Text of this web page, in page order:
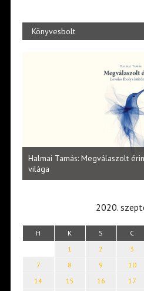
Könyvesbolt
Halmai Tamás: Megválaszolt
világa
2020.
H K S C
1 2 3
7
8 9 10
14
15 16 17